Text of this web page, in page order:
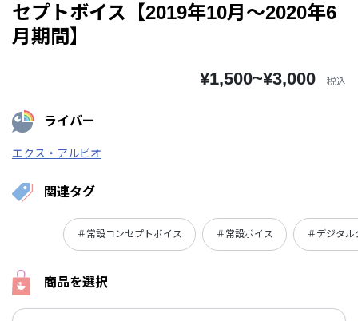
セプトボイス【2019年10月～2020年6
月期間】
¥1,500~¥3,000 税込
ライバー
エクス・アルビオ
関連タグ
＃常設コンセプトボイス ＃常設ボイス ＃デジタル
商品を選択